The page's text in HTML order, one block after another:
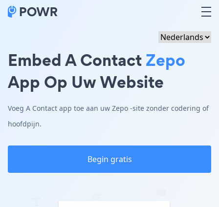
Embed A ContactZepo
App Op Uw Website
Voeg A Contact app toe aan uw Zepo -site zonder codering of
hoofdpijn.
Begin gratis